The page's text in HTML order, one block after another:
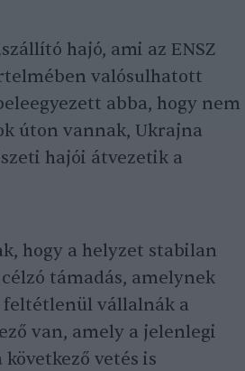
hajó, ami az ENSZ
valósulhatott
abba, hogy nem
úton vannak, Ukrajna
hajói átvezetik a
hogy a helyzet stabilan
támadás, amelynek
feltétlenül vállalnák a
van, amely a jelenlegi
vetés is